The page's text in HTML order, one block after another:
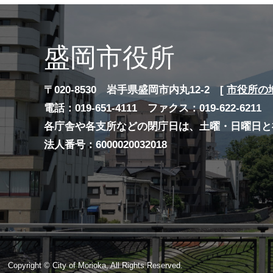
盛岡市役所
〒020-8530 岩手県盛岡市内丸12-2 [ 市役所の
電話：019-651-4111 ファクス：019-622-6211
各庁舎や各支所などの閉庁日は、土曜・日曜日
法人番号：6000020032018
Copyright © City of Morioka, All Rights Reserved.